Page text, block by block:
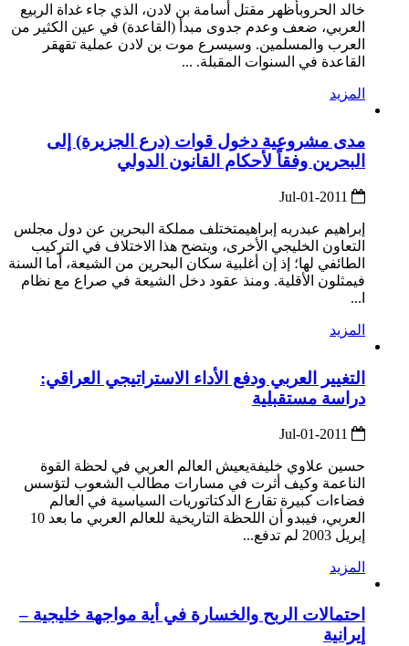
خالد الحروبأظهر مقتل أسامة بن لادن، الذي جاء غداة الربيع
العربي، ضعف وعدم جدوى مبدأ (القاعدة) في عين الكثير من
العرب والمسلمين. وسيسرع موت بن لادن عملية تقهقر
القاعدة في السنوات المقبلة. ...
المزيد
مدى مشروعية دخول قوات (درع الجزيرة) إلى
البحرين وفقاً لأحكام القانون الدولي
إبراهيم عبدربه إبراهيمتختلف مملكة البحرين عن دول مجلس
التعاون الخليجي الأخرى، ويتضح هذا الاختلاف في التركيب
الطائفي لها؛ إذ إن أغلبية سكان البحرين من الشيعة، أما السنة
فيمثلون الأقلية. ومنذ عقود دخل الشيعة في صراع مع نظام
ا...
المزيد
التغيير العربي ودفع الأداء الاستراتيجي العراقي:
دراسة مستقبلية
حسين علاوي خليفةيعيش العالم العربي في لحظة القوة
الناعمة وكيف أثرت في مسارات مطالب الشعوب لتؤسس
فضاءات كبيرة تقارع الدكتاتوريات السياسية في العالم
العربي، فيبدو أن اللحظة التاريخية للعالم العربي ما بعد 10
إبريل 2003 لم تدفع...
المزيد
احتمالات الربح والخسارة في أية مواجهة خليجية –
إيرانية